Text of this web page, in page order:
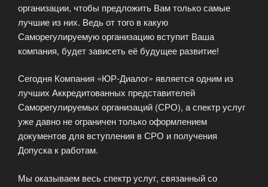
организации, чтобы предложить Вам только самые
лучшие из них. Ведь от того в какую
Саморегулируемую организацию вступит Ваша
компания, будет зависеть её будущее развитие!
Сегодня Компания «ЮР-Диалог» является одним из
лучших Аккредитованных представителей
Саморегулируемых организаций (СРО), а спектр услуг
уже давно не ограничен только оформлением
документов для вступления в СРО и получения
Допуска к работам.
Мы оказываем весь спектр услуг, связанный со